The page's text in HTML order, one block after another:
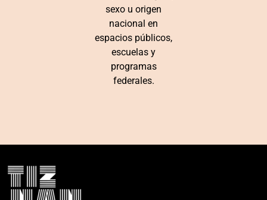
sexo u origen
nacional en
espacios públicos,
escuelas y
programas
federales.